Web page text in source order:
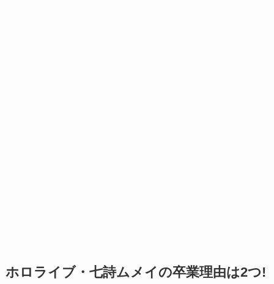
ホロライブ・七詩ムメイの卒業理由は2つ!